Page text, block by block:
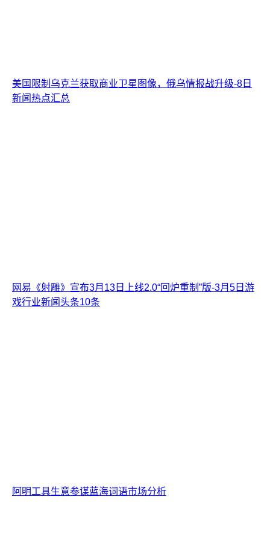
美国限制乌克兰获取商业卫星图像，俄乌情报战升级-8日
新闻热点汇总
网易《射雕》宣布3月13日上线2.0“回炉重制”版-3月5日游
戏行业新闻头条10条
阿明工具生意参谋蓝海词语市场分析